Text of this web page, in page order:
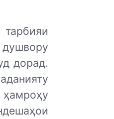
дорад.
ҳамроҳу